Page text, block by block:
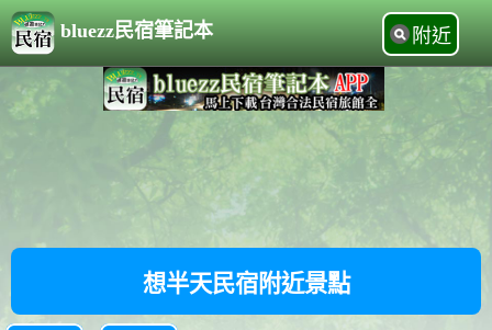
bluezz民宿筆記本 附近
想半天民宿附近景點